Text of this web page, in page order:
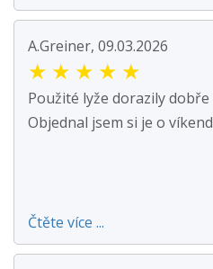
A.Greiner, 09.03.2026
★ ★ ★ ★ ★
Použité lyže dorazily
Objednal jsem si je o
Čtěte více ...